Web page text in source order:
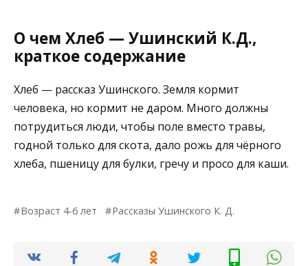
О чем Хлеб — Ушинский К.Д.,
краткое содержание
Хлеб — рассказ Ушинского. Земля кормит
человека, но кормит не даром. Много должны
потрудиться люди, чтобы поле вместо травы,
годной только для скота, дало рожь для чёрного
хлеба, пшеницу для булки, гречу и просо для каши.
Возраст 4-6 лет Рассказы Ушинского К. Д.